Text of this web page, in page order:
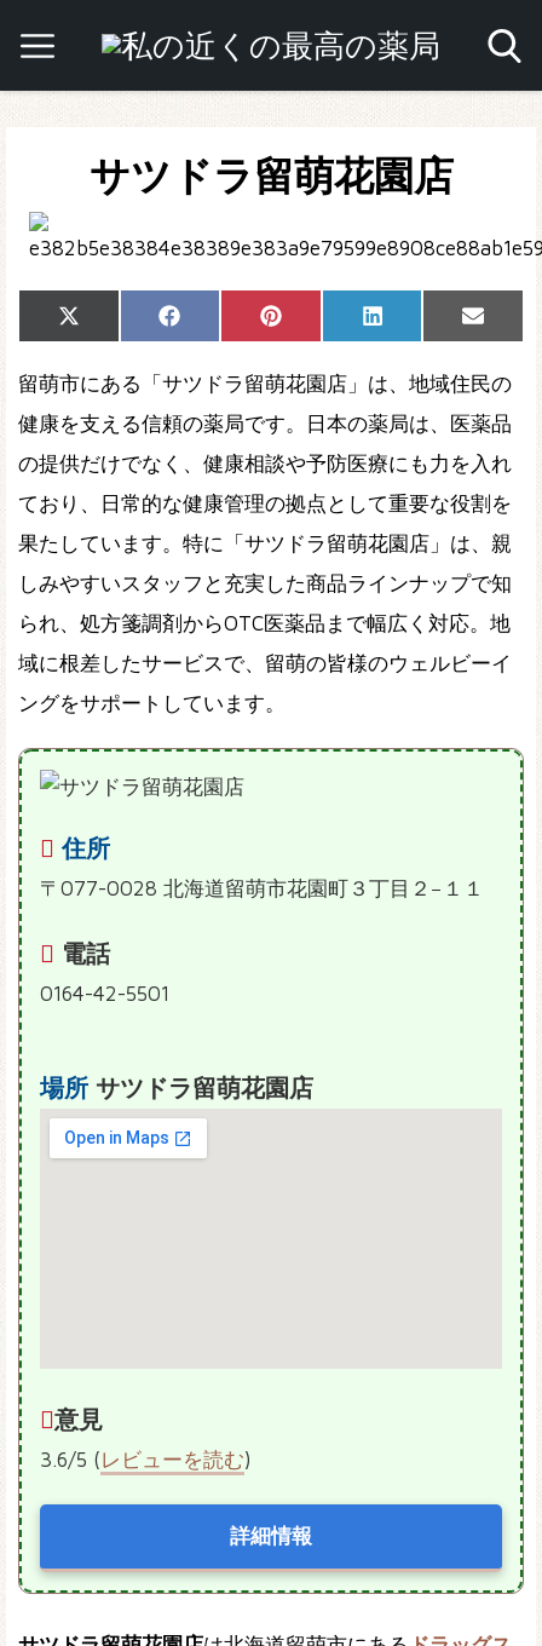
サツドラ留萌花園店
Share
on
X
(Twitter)
Share
on
Facebook Share
on
Pinterest Share
on
LinkedIn
Share
on
Email
留萌市にある「サツドラ留萌花園店」は、地域住民の
健康を支える信頼の薬局です。日本の薬局は、医薬品
の提供だけでなく、健康相談や予防医療にも力を入れ
ており、日常的な健康管理の拠点として重要な役割を
果たしています。特に「サツドラ留萌花園店」は、親
しみやすいスタッフと充実した商品ラインナップで知
られ、処方箋調剤からOTC医薬品まで幅広く対応。地
域に根差したサービスで、留萌の皆様のウェルビーイ
ングをサポートしています。
住所
〒077-0028 北海道留萌市花園町３丁目２−１１
電話
0164-42-5501
場所 サツドラ留萌花園店
意見
3.6/5 (レビューを読む)
詳細情報